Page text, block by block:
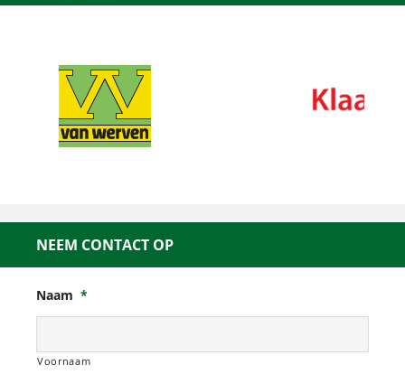
NEEM CONTACT OP
Naam *
Voornaam